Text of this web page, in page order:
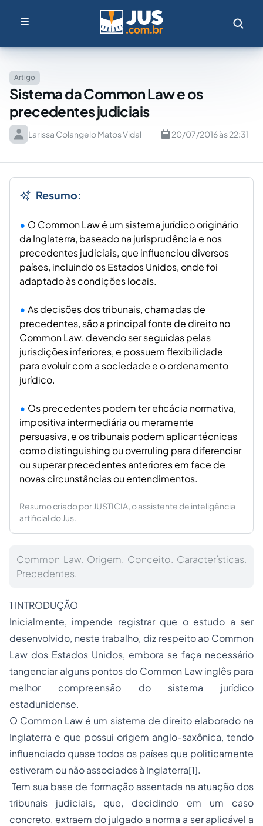
Artigo
Sistema da Common Law e os
precedentes judiciais
Larissa Colangelo Matos Vidal 20/07/2016 às 22:31
Resumo:
O Common Lawé um sistema jurídico originário
da Inglaterra, baseado na jurisprudência e nos
precedentes judiciais, que influenciou diversos
países, incluindo os Estados Unidos, onde foi
adaptado às condições locais.
As decisões dos tribunais, chamadas de
precedentes, são a principal fonte de direito no
Common Law, devendo ser seguidas pelas
jurisdições inferiores, e possuem flexibilidade
para evoluir com a sociedade e o ordenamento
jurídico.
Os precedentes podem ter eficácia normativa,
impositiva intermediária ou meramente
persuasiva, e os tribunais podem aplicar técnicas
comodistinguishing ou overruling para diferenciar
ou superar precedentes anteriores em face de
novas circunstâncias ou entendimentos.
Resumo criado por JUSTICIA, o assistente de inteligência
artificial do Jus.
Common Law. Origem. Conceito. Características.
Precedentes.
1 INTRODUÇÃO
Inicialmente, impende registrar que o estudo a ser
desenvolvido, neste trabalho, diz respeito ao Common
Law dos Estados Unidos, embora se faça necessário
tangenciar alguns pontos do Common Lawinglês para
melhor compreensão do sistema jurídico
estadunidense.
O Common Law é um sistema de direito elaborado na
Inglaterra e que possui origem anglo-saxônica, tendo
influenciado quase todos os países que politicamente
estiveram ou não associados à Inglaterra[1].
Tem sua base de formação assentada na atuação dos
tribunais judiciais, que, decidindo em um caso
concreto, extraem do julgado a norma a ser aplicável a